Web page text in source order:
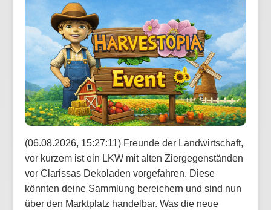
(06.08.2026, 15:27:11) Freunde der Landwirtschaft,
vor kurzem ist ein LKW mit alten Ziergegenständen
vor Clarissas Dekoladen vorgefahren. Diese
könnten deine Sammlung bereichern und sind nun
über den Marktplatz handelbar. Was die neue